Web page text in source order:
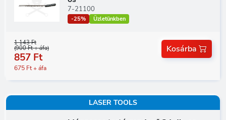
7-21100
-25% Üzletünkben
1 143 Ft
(900 Ft + áfa)
857 Ft
675 Ft + áfa
Kosárba
LASER TOOLS